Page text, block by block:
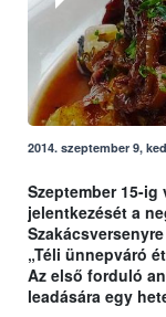
2014. szeptember 9,
Szeptember 15-
jelentkezését a
„Téli ünnepváró
Az első forduló
leadására egy